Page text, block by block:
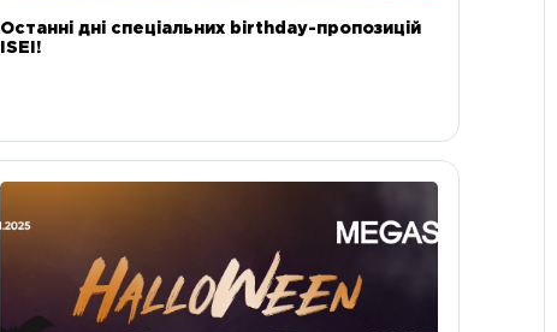
Останні дні спеціальних birthday-пропозицій
ISEI!